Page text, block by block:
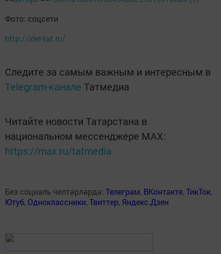
Фото: соцсети
http://idel-tat.ru/
Следите за самым важным и интересным в
Telegram-канале Татмедиа
Читайте новости Татарстана в
национальном мессенджере MАХ:
https://max.ru/tatmedia
Без социаль челтәрләрдә: Телеграм, ВКонтакте,ТикТок,
Ютуб, Одноклассники,Твиттер, Яндекс.Дзен